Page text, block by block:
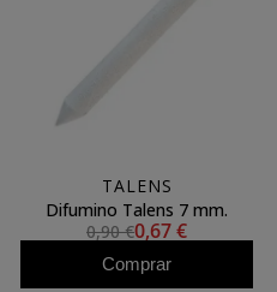
TALENS
Difumino Talens 7 mm.
0,90 €0,67 €
Comprar